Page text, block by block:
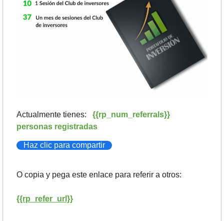
Actualmente tienes: {{rp_num_referrals}}
personas registradas
Haz clic para compartir
O copia y pega este enlace para referir a otros:
{{rp_refer_url}}